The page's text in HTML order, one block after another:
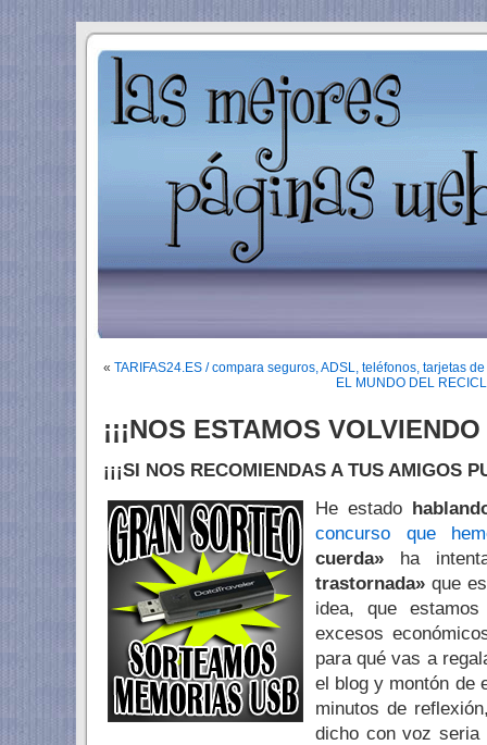
« TARIFAS24.ES / compara seguros, ADSL, teléfonos, tarjetas
EL MUNDO DEL
¡¡¡NOS ESTAMOS
¡¡¡SI NOS RECOMIENDAS A TUS AMIGOS
He estado
concurso que
cuerda» ha
trastornada» que
idea, que
excesos
para qué vas a
el blog y montón de
minutos de
dicho con voz